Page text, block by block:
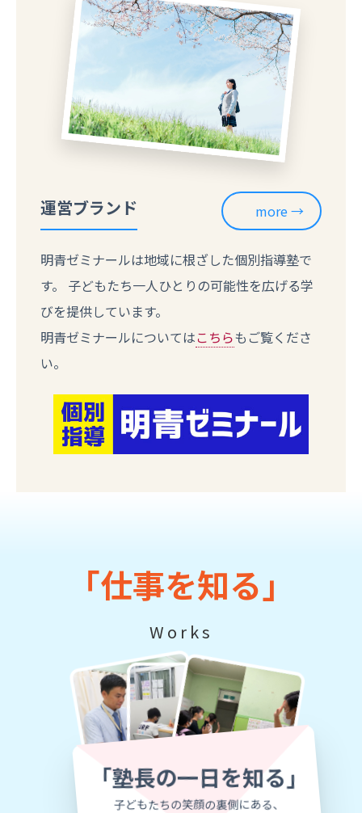
運営ブランド more
明青ゼミナールは地域に根ざした個別指導塾で
す。 子どもたち一人ひとりの可能性を広げる学
びを提供しています。
明青ゼミナールについてはこちらもご覧くださ
い。
「仕事を知る」
Works
「塾長の一日を知る」
子どもたちの笑顔の裏側にある、